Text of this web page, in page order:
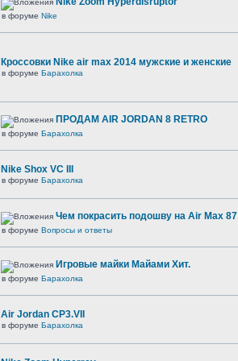
в форуме Nike
Кроссовки Nike air max 2014 мужские и женские
в форуме Барахолка
ПРОДАМ AIR JORDAN 8 RETRO
в форуме Барахолка
Nike Shox VC III
в форуме Барахолка
Чем покрасить подошву на Air Max
в форуме Вопросы и ответы
Игровые майки Майами Хит.
в форуме Барахолка
Air Jordan CP3.VII
в форуме Барахолка